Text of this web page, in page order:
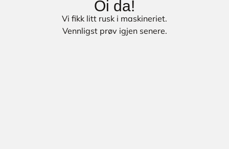
Oi da!
Vi fikk litt rusk i maskineriet.
Vennligst prøv igjen senere.